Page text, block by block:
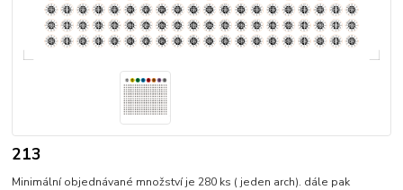
213
Minimální objednávané množství je 280 ks ( jeden arch). dále pak